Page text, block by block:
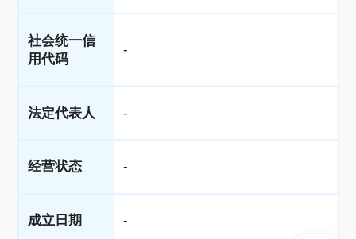
社会统一信
用代码
-
法定代表人 -
经营状态 -
成立日期 -